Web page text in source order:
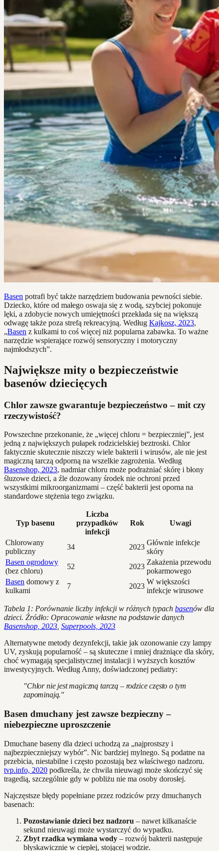
Basen potrafi być także narzędziem budowania pewności siebie.
Dziecko, które od małego oswaja się z wodą, szybciej pokonuje
lęki, a zdobycie nowych umiejętności przekłada się na większą
odwagę także poza strefą rekreacyjną. Według Kajkosz, 2023,
„Basen z kulkami to coś więcej niż popularna zabawka. To ważne
narzędzie wspierające rozwój sensoryczny i motoryczny
najmłodszych”.
Największe mity o bezpieczeństwie
basenów dziecięcych
Chlor zawsze gwarantuje bezpieczeństwo – mit czy
rzeczywistość?
Powszechne przekonanie, że „więcej chloru = bezpieczniej”, jest
jedną z największych pułapek rodzicielskiej beztroski. Chlor
faktycznie skutecznie niszczy wiele bakterii i wirusów, ale nie jest
magiczną tarczą odporną na wszelkie zagrożenia. Według
Basenshop, 2023, nadmiar chloru może podrażniać skórę i błony
śluzowe dzieci, a źle dozowany środek nie ochroni przed
wszystkimi mikroorganizmami – część bakterii jest oporna na
standardowe stężenia tego związku.
Typ basenu
Liczba
przypadków
infekcji
Rok Uwagi
Chlorowany
publiczny
34 2023
Głównie infekcje
skóry
Basen ogrodowy
(bez chloru)
52 2023
Zakażenia przewodu
pokarmowego
Basen domowy z
kulkami
7 2023
W większości
infekcje wirusowe
Tabela 1: Porównanie liczby infekcji w różnych typach basenów dla
dzieci. Źródło: Opracowanie własne na podstawie danych
Basenshop, 2023 Superpools, 2023
Alternatywne metody dezynfekcji, takie jak ozonowanie czy lampy
UV, zyskują popularność – są skuteczne i mniej drażniące dla skóry,
choć wymagają specjalistycznej instalacji i wyższych kosztów
inwestycyjnych. Według Anny, doświadczonej pediatry:
"Chlor nie jest magiczną tarczą – rodzice często o tym
zapominają."
Basen dmuchany jest zawsze bezpieczny –
niebezpieczne uproszczenie
Dmuchane baseny dla dzieci uchodzą za „najprostszy i
najbezpieczniejszy wybór”. Nic bardziej mylnego. Są podatne na
przebicia, niestabilne i często pozostają bez właściwego nadzoru.
tvp.info, 2020 podkreśla, że chwila nieuwagi może skończyć się
tragedią, szczególnie gdy w pobliżu nie ma osoby dorosłej.
Najczęstsze błędy popełniane przez rodziców przy dmuchanych
basenach:
Pozostawianie dzieci bez nadzoru – nawet kilkanaście
sekund nieuwagi może wystarczyć do wypadku.
Zbyt rzadka wymiana wody – rozwój bakterii następuje
błyskawicznie w ciepłej, stojącej wodzie.